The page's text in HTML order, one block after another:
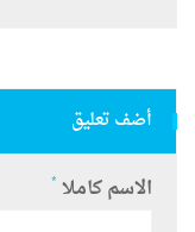
أضف تعليق
الاسم كاملا *